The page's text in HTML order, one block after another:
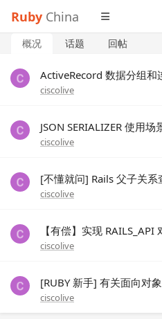
Ruby China
概况 话题 回帖
ActiveRecord 数据分组和
ciscolive
JSON SERIALIZER 使用场
ciscolive
[不懂就问] Rails 父子关系
ciscolive
【有偿】实现
ciscolive
[RUBY 新手] 有关面向对
ciscolive